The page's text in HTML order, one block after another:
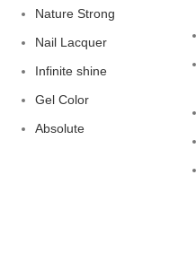
Nature Strong
Nail Lacquer
Infinite shine
Gel Color
Absolute